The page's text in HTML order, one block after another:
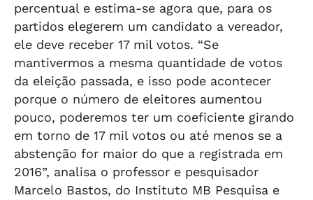
percentual e estima-se agora que, para os
partidos elegerem um candidato a vereador,
ele deve receber 17 mil votos. “Se
mantivermos a mesma quantidade de votos
da eleição passada, e isso pode acontecer
porque o número de eleitores aumentou
pouco, poderemos ter um coeficiente girando
em torno de 17 mil votos ou até menos se a
abstenção for maior do que a registrada em
2016”, analisa o professor e pesquisador
Marcelo Bastos, do Instituto MB Pesquisa e